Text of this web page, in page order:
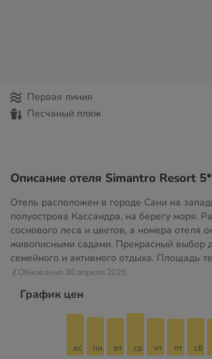
Первая линия
Песчаный пляж
Описание отеля Simantro Resort 5*
Отель расположен в городе Сани на
полуострова Кассандра, на берегу моря.
соснового леса и цветов, а номера отеля
живописными садами. Прекрасный выбор
семейного и активного отдыха. Площадь
// Обновлено 30 апреля 2025
График цен
вс пн вт ср чт пт сб